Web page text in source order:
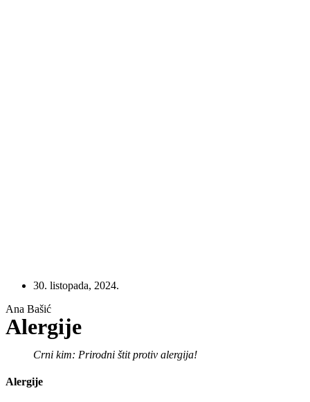
30. listopada, 2024.
Ana Bašić
Alergije
Crni kim: Prirodni štit protiv alergija!
Alergije